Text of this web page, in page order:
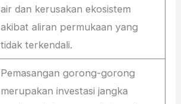
air dan kerusakan ekosistem
akibat aliran permukaan yang
tidak terkendali.
Pemasangan gorong-gorong
merupakan investasi jangka